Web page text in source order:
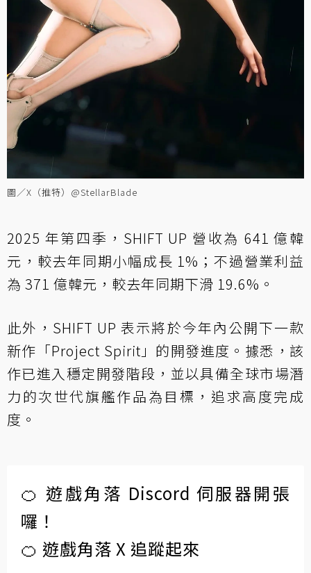
圖／X（推特）@StellarBlade
2025 年第四季，SHIFT UP 營收為 641 億韓
元，較去年同期小幅成長 1%；不過營業利益
為 371 億韓元，較去年同期下滑 19.6%。
此外，SHIFT UP 表示將於今年內公開下一款
新作「Project Spirit」的開發進度。據悉，該
作已進入穩定開發階段，並以具備全球市場潛
力的次世代旗艦作品為目標，追求高度完成
度。
🍊 遊戲角落 Discord 伺服器開張
囉！
🍊 遊戲角落 X 追蹤起來